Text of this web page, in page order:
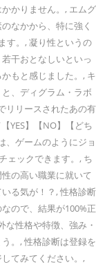
かりません。, エムグ
なかから、特に強く
す。, 凝り性というの
干おとなしいといっ
もと感じました。, キ
、ディグラム・ラボ
リリースされたあの有
YES】【NO】【どち
、ゲームのようにジョ
ェックできます。, ち
の高い職業に就いて
る気が！？, 性格診断
ので、結果が100%正
な性格や特徴、強み・
。, 性格診断は登録を
てみてください。,